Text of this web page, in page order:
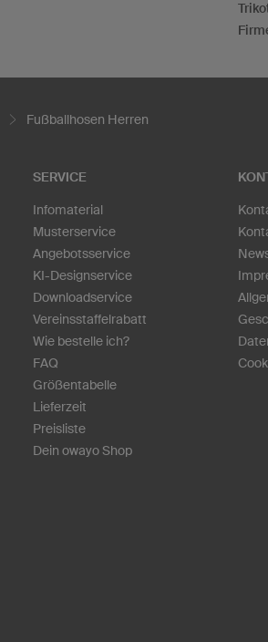
Fußballhosen Herren
SERVICE
Infomaterial
Musterservice
Angebotsservice
KI-Designservice
Downloadservice
Vereinsstaffelrabatt
Wie bestelle ich?
FAQ
Größentabelle
Lieferzeit
Preisliste
Dein owayo Shop